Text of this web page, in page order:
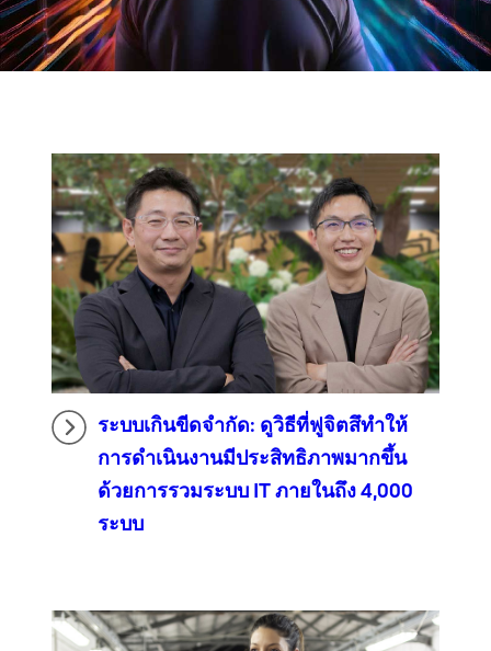
ระบบเกินขีดจำกัด: ดูวิธีที่ฟูจิตสึทำให้
การดำเนินงานมีประสิทธิภาพมากขึ้น
ด้วยการรวมระบบ IT ภายในถึง 4,000
ระบบ